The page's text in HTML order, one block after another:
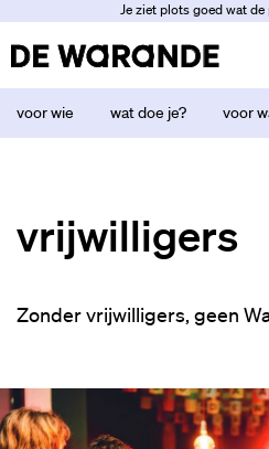
Je ziet plots goed wat
voor wie wat doe je? voor
vrijwilligers
Zonder vrijwilligers, geen
Overslaan